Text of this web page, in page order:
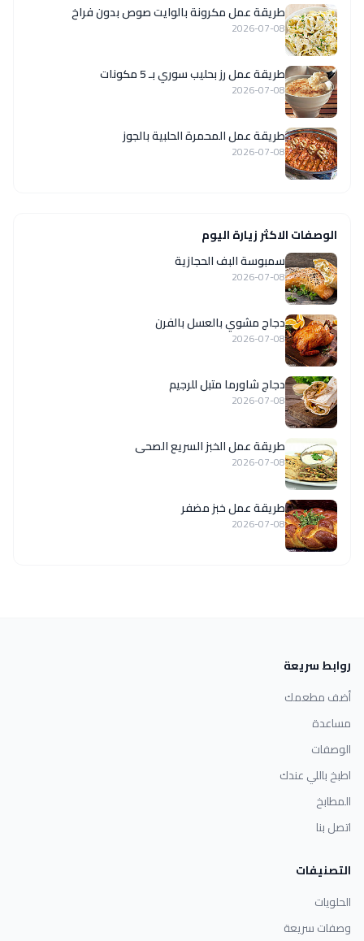
طريقة عمل مكرونة بالوايت صوص بدون فراخ
2026-07-08
طريقة عمل رز بحليب سوري بـ 5 مكونات
2026-07-08
طريقة عمل المحمرة الحلبية بالجوز
2026-07-08
الوصفات الاكثر زيارة اليوم
سمبوسة البف الحجازية
2026-07-08
دجاج مشوي بالعسل بالفرن
2026-07-08
دجاج شاورما متبل للرجيم
2026-07-08
طريقة عمل الخبز السريع الصحى
2026-07-08
طريقة عمل خبز مضفر
2026-07-08
روابط سريعة
أضف مطعمك
مساعدة
الوصفات
اطبخ باللي عندك
المطابخ
اتصل بنا
التصنيفات
الحلويات
وصفات سريعة